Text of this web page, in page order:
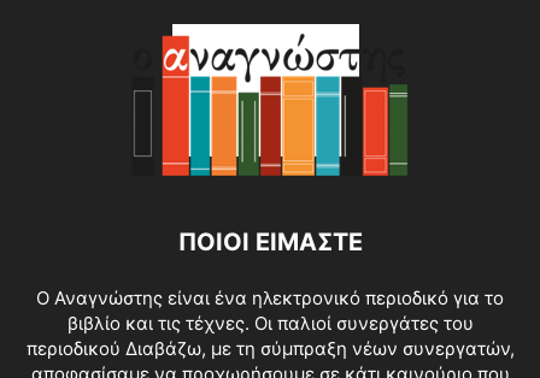
ΠΟΙΟΙ ΕΙΜΑΣΤΕ
O Αναγνώστης είναι ένα ηλεκτρονικό περιοδικό για το
βιβλίο και τις τέχνες. Οι παλιοί συνεργάτες του
περιοδικού Διαβάζω, με τη σύμπραξη νέων συνεργατών,